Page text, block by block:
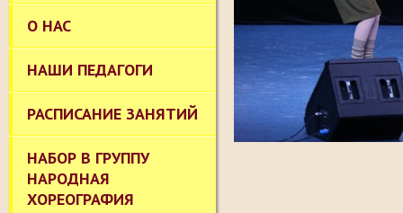
О НАС
НАШИ ПЕДАГОГИ
РАСПИСАНИЕ ЗАНЯТИЙ
НАБОР В ГРУППУ
НАРОДНАЯ
ХОРЕОГРАФИЯ